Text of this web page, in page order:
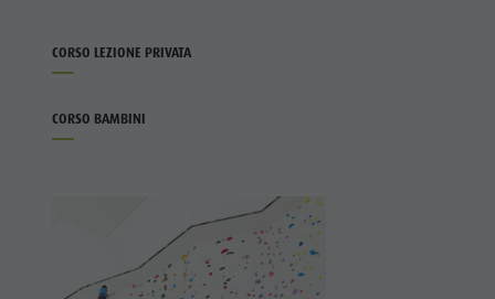
CORSO LEZIONE PRIVATA
CORSO BAMBINI